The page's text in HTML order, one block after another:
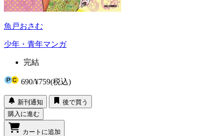
魚戸おさむ
少年・青年マンガ
完結
690/¥759(税込)
新刊通知
後で買う
購入に進む
カートに追加